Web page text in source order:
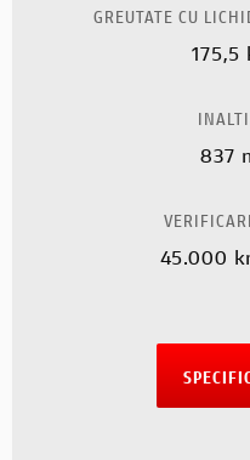
GREUTATE CU
175,5
837
45.000